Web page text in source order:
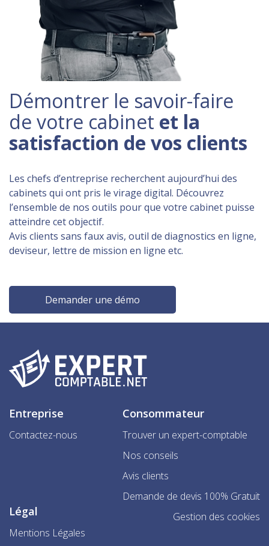
Démontrer le savoir-faire
de votre cabinet et la
satisfaction de vos clients
Les chefs d’entreprise recherchent aujourd’hui des
cabinets qui ont pris le virage digital. Découvrez
l’ensemble de nos outils pour que votre cabinet puisse
atteindre cet objectif.
Avis clients sans faux avis, outil de diagnostics en ligne,
deviseur, lettre de mission en ligne etc.
Demander une démo
Entreprise
Contactez-nous
Consommateur
Trouver un expert-comptable
Nos conseils
Avis clients
Demande de devis 100% Gratuit
Légal
Mentions Légales
Gestion des cookies